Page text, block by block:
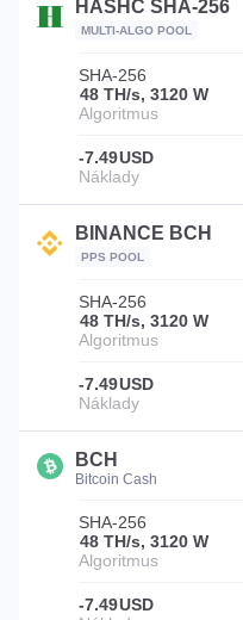
HASHC SHA-256
MULTI-ALGO POOL
SHA-256
48 TH/s, 3120 W
-7.49USD
BINANCE BCH
PPS POOL
SHA-256
48 TH/s, 3120 W
-7.49USD
BCH
Bitcoin Cash
SHA-256
48 TH/s, 3120 W
-7.49USD